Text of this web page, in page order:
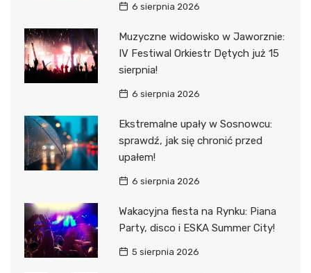
6 sierpnia 2026
Muzyczne widowisko w Jaworznie:
IV Festiwal Orkiestr Dętych już 15
sierpnia!
6 sierpnia 2026
Ekstremalne upały w Sosnowcu:
sprawdź, jak się chronić przed
upałem!
6 sierpnia 2026
Wakacyjna fiesta na Rynku: Piana
Party, disco i ESKA Summer City!
5 sierpnia 2026